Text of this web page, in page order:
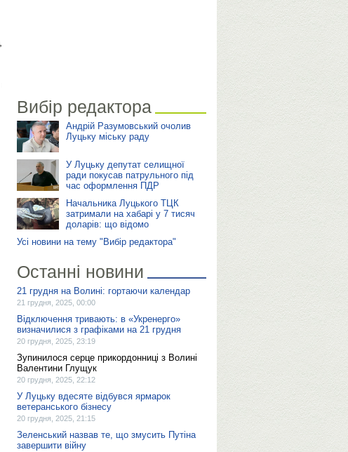
Вибір редактора
Андрій Разумовський очолив
Луцьку міську раду
У Луцьку депутат селищної
ради покусав патрульного під
час оформлення ПДР
Начальника Луцького ТЦК
затримали на хабарі у 7 тисяч
доларів: що відомо
Усі новини на тему "Вибір редактора"
Останні новини
21 грудня на Волині: гортаючи календар
21 грудня, 2025, 00:00
Відключення тривають: в «Укренерго»
визначилися з графіками на 21 грудня
20 грудня, 2025, 23:19
Зупинилося серце прикордонниці з Волині
Валентини Глущук
20 грудня, 2025, 22:12
У Луцьку вдесяте відбувся ярмарок
ветеранського бізнесу
20 грудня, 2025, 21:15
Зеленський назвав те, що змусить Путіна
завершити війну